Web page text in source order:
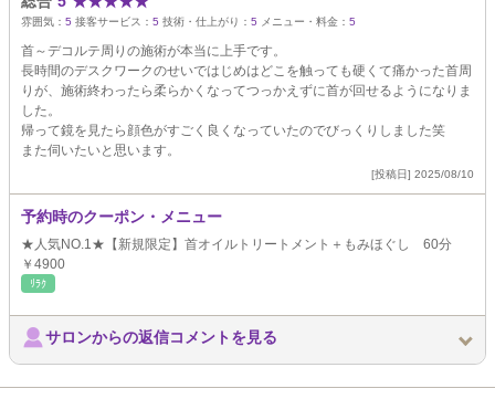
雰囲気： 5 接客サービス： 5 技術・仕上がり： 5 メニュー・料金： 5
首～デコルテ周りの施術が本当に上手です。
長時間のデスクワークのせいではじめはどこを触っても硬くて痛かった首周
りが、施術終わったら柔らかくなってつっかえずに首が回せるようになりま
した。
帰って鏡を見たら顔色がすごく良くなっていたのでびっくりしました笑
また伺いたいと思います。
[投稿日] 2025/08/10
予約時のクーポン・メニュー
★人気NO.1★【新規限定】首オイルトリートメント＋もみほぐし 60分
￥4900
ﾘﾗｸ
サロンからの返信コメントを見る